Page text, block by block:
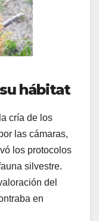
hábitat
cría de los
las cámaras,
los protocolos
silvestre.
del
en